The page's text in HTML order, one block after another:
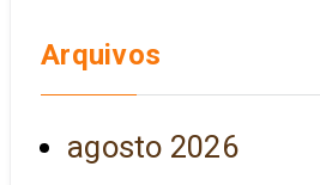
Arquivos
agosto 2026